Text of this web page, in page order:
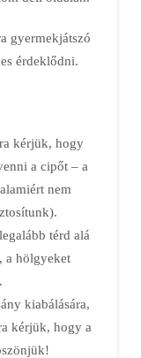
gyermekjátszó
érdeklődni.
kérjük, hogy
a cipőt – a
nem
térd alá
a hölgyeket
kiabálására,
kérjük, hogy a